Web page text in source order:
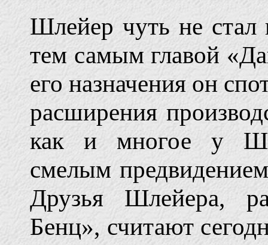
Шлейер чуть не стал
тем самым главой
его назначения он
расширения
как и многое у
смелым
Друзья Шлейера,
Бенц», считают